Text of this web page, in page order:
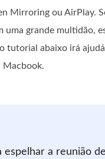
Mirroring ou AirPlay.
grande multidão,
tutorial abaixo irá
Macbook.
espelhar a reunião